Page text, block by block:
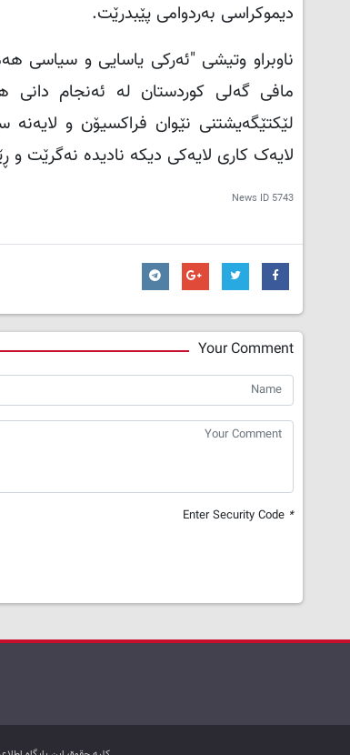
دیموکراسی به‌ردوامی پێبدرێت.
ناوبراو وتیشی "ئه‌رکی یاسایی و سیاسی
مافی گه‌لی کوردستان له‌ ئه‌نجام دانی
لێکتێگه‌یشتنی نێوان فراکسیۆن و
لایه‌ک کارى لایه‌کی دیکه‌ نادیده‌ نه‌گرێت و
News ID 5743
Your Comment
*